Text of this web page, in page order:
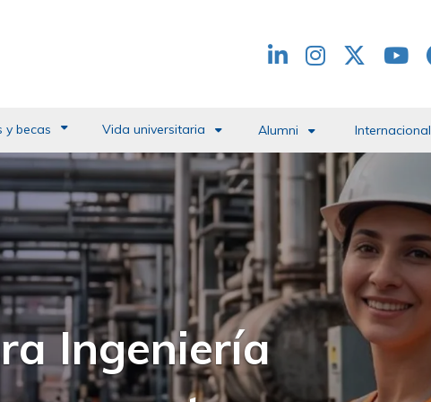
Redes
y becas Vida universitaria Alumni Internacional
Campus de la